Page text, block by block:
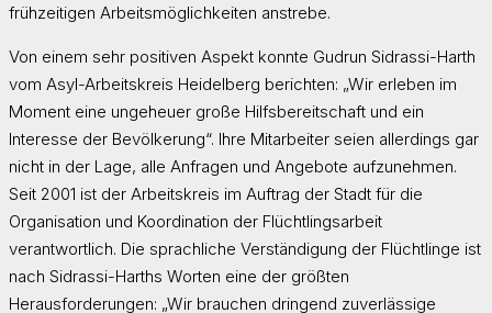
frühzeitigen Arbeitsmöglichkeiten anstrebe.
Von einem sehr positiven Aspekt konnte Gudrun Sidrassi-Harth
vom Asyl-Arbeitskreis Heidelberg berichten: „Wir erleben im
Moment eine ungeheuer große Hilfsbereitschaft und ein
Interesse der Bevölkerung“. Ihre Mitarbeiter seien allerdings gar
nicht in der Lage, alle Anfragen und Angebote aufzunehmen.
Seit 2001 ist der Arbeitskreis im Auftrag der Stadt für die
Organisation und Koordination der Flüchtlingsarbeit
verantwortlich. Die sprachliche Verständigung der Flüchtlinge ist
nach Sidrassi-Harths Worten eine der größten
Herausforderungen: „Wir brauchen dringend zuverlässige